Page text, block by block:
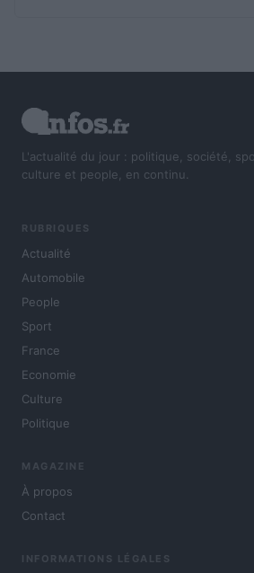
L'actualité du jour : politique, société,
culture et people, en continu.
RUBRIQUES
Actualité
Automobile
People
Sport
France
Economie
Culture
Politique
MAGAZINE
À propos
Contact
INFORMATIONS LÉGALES